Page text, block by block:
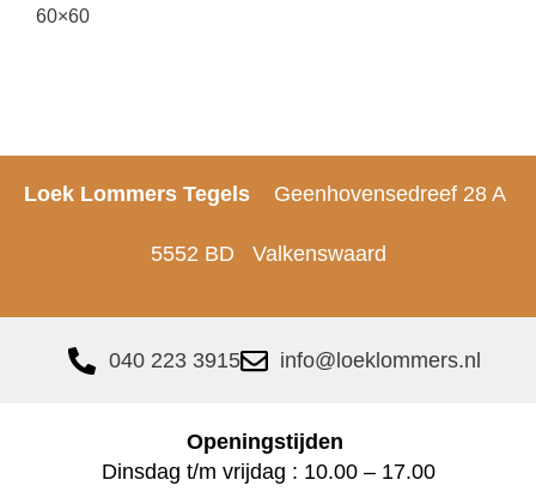
60×60
Loek Lommers Tegels Geenhovensedreef 28 A
5552 BD Valkenswaard
040 223 3915 info@loeklommers.nl
Openingstijden
Dinsdag t/m vrijdag : 10.00 – 17.00